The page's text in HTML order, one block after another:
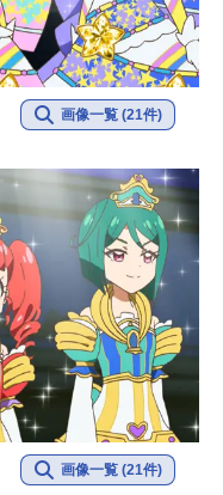
画像一覧 (21件)
画像一覧 (21件)